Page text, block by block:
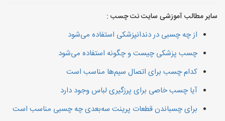
سایر مطالب آموزشی سایت نت چسب :
از چه چسبی در دندانپزشکی استفاده می‌شود
چسب پزشکی چیست و چگونه استفاده می‌شود
کدام چسب برای اتصال سیم‌ها مناسب است
آیا چسب خاصی برای پرزگیری لباس وجود دارد
برای چسباندن قطعات پرینت سه‌بعدی چه چسبی مناسب است